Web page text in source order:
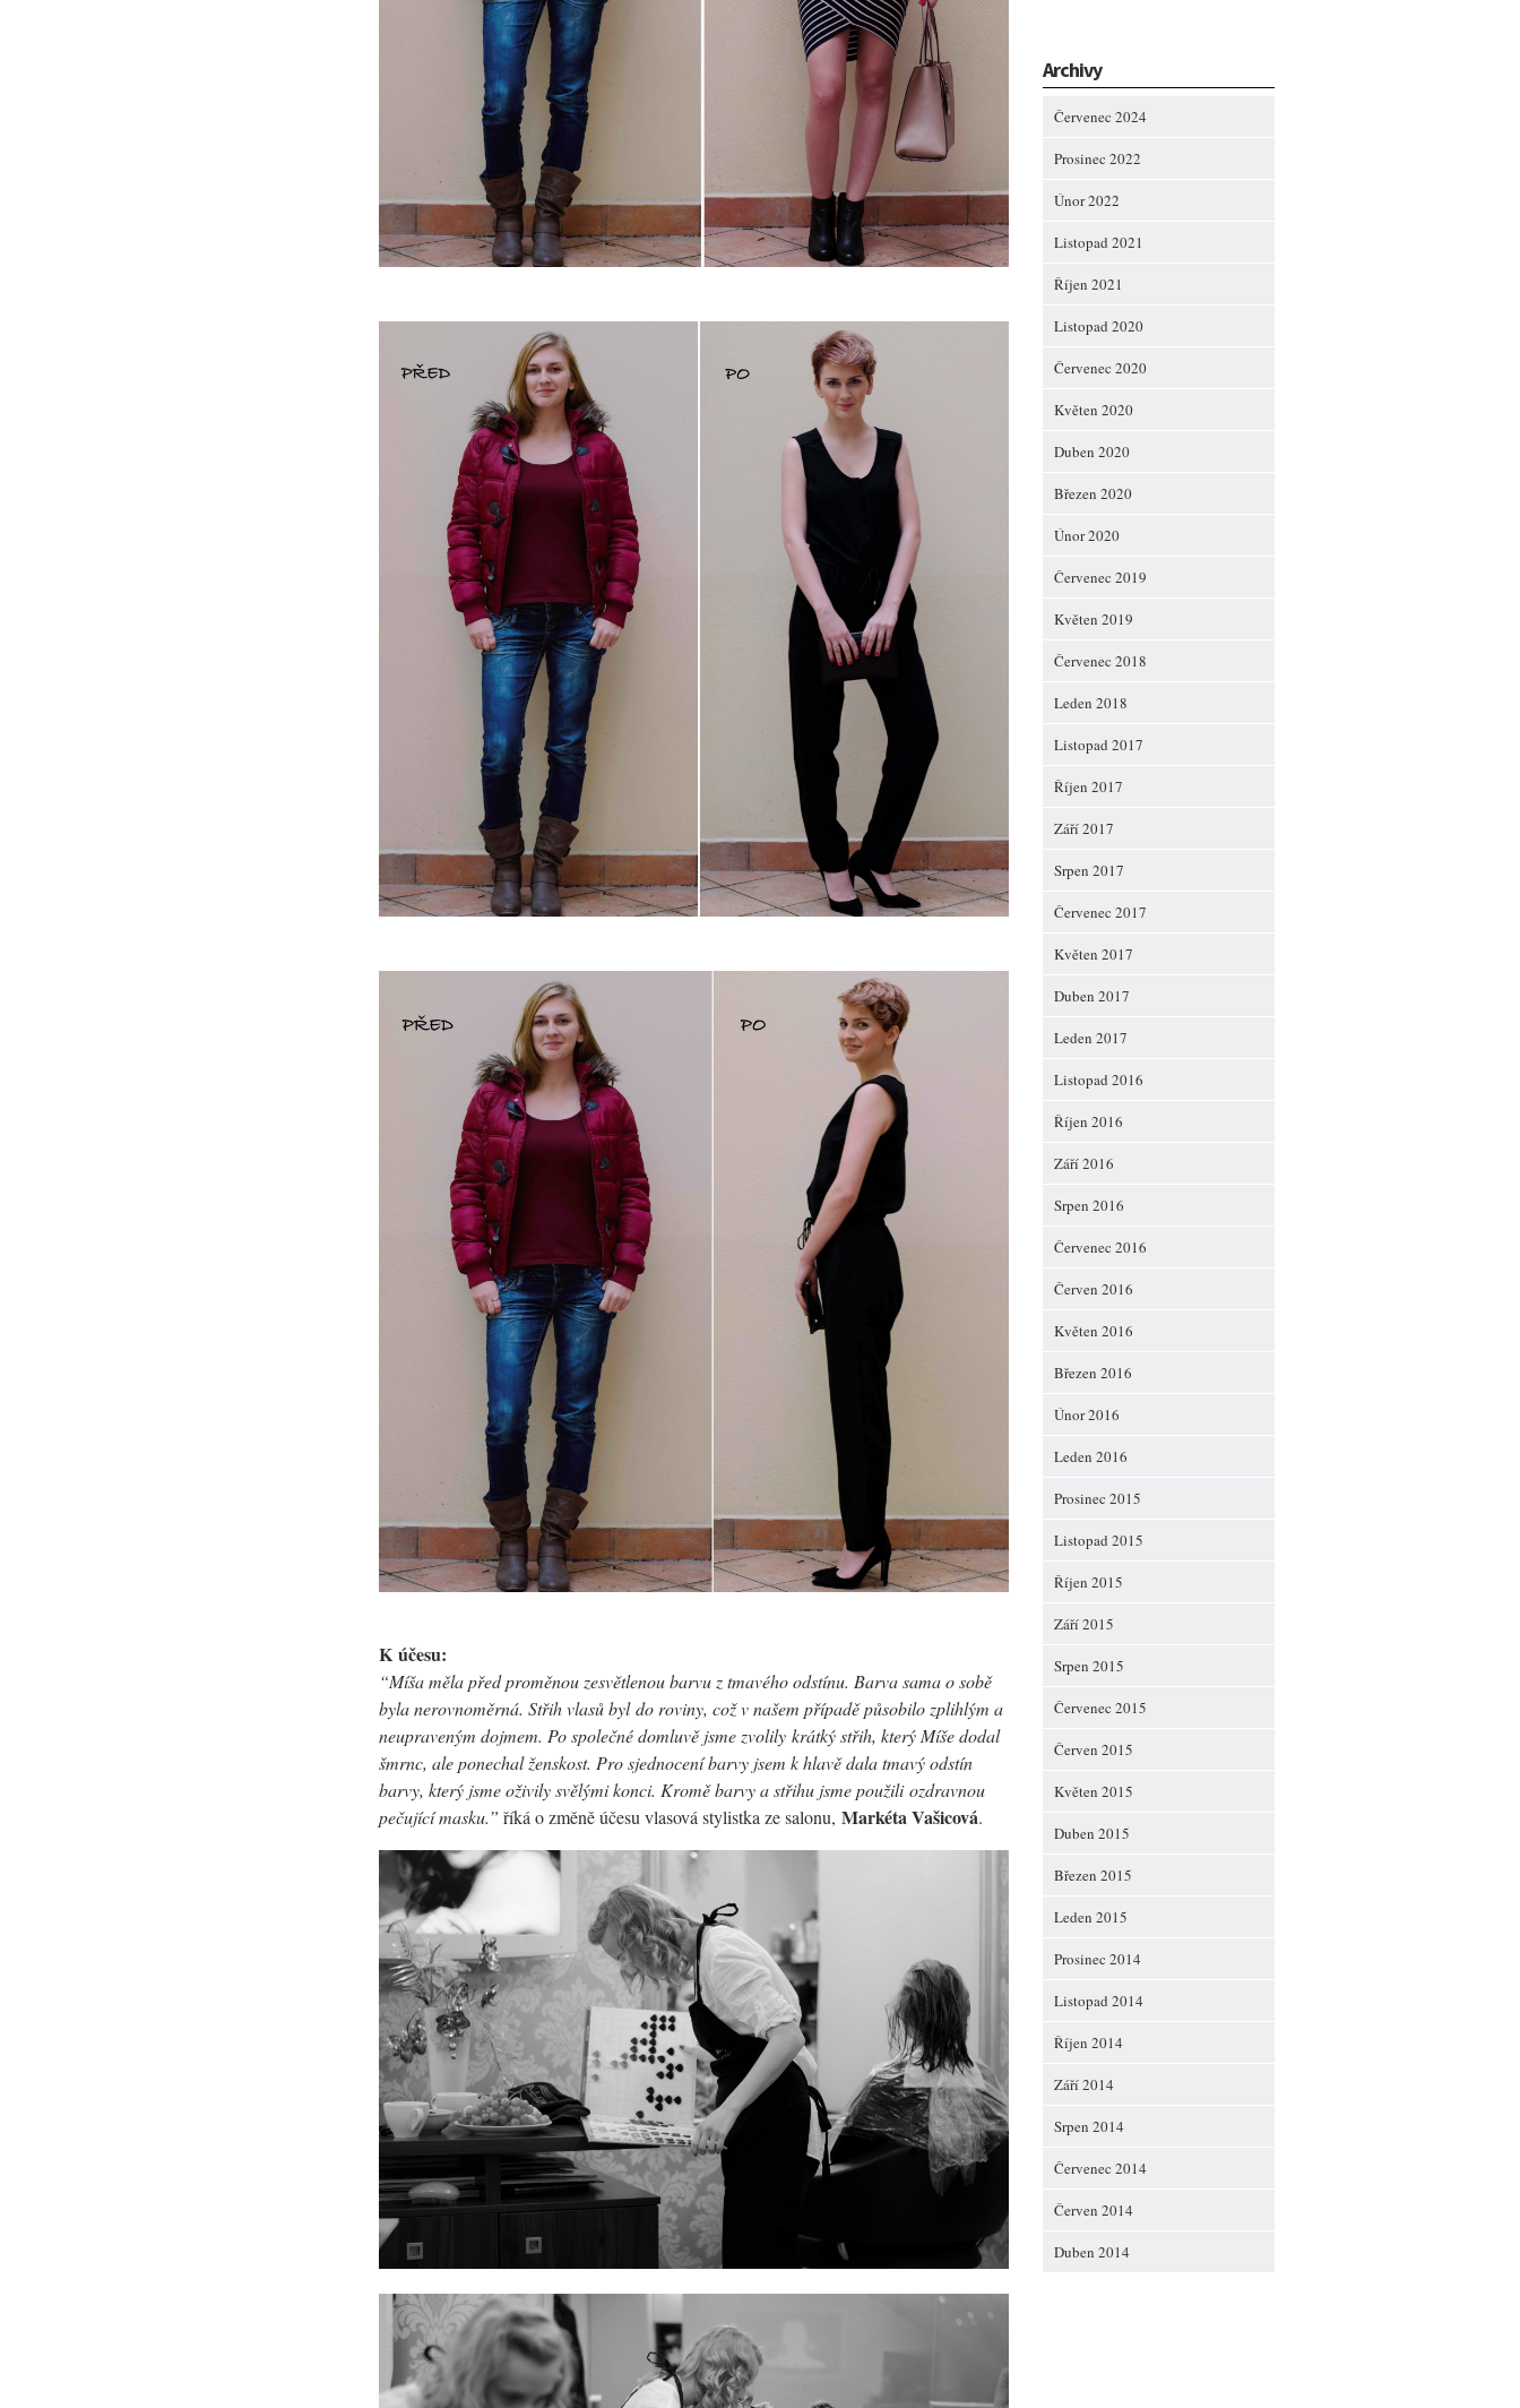
K účesu:
“Míša měla před proměnou zesvětlenou barvu z tmavého odstínu. Barva sama o sobě
byla nerovnoměrná. Střih vlasů byl do roviny, což v našem případě působilo zplihlým a
neupraveným dojmem. Po společné domluvě jsme zvolily krátký střih, který Míše dodal
šmrnc, ale ponechal ženskost. Pro sjednocení barvy jsem k hlavě dala tmavý odstín
barvy, který jsme oživily svělými konci. Kromě barvy a střihu jsme použili ozdravnou
pečující masku.” říká o změně účesu vlasová stylistka ze salonu, Markéta Vašicová.
Archivy
Červenec 2024
Prosinec 2022
Únor 2022
Listopad 2021
Říjen 2021
Listopad 2020
Červenec 2020
Květen 2020
Duben 2020
Březen 2020
Únor 2020
Červenec 2019
Květen 2019
Červenec 2018
Leden 2018
Listopad 2017
Říjen 2017
Září 2017
Srpen 2017
Červenec 2017
Květen 2017
Duben 2017
Leden 2017
Listopad 2016
Říjen 2016
Září 2016
Srpen 2016
Červenec 2016
Červen 2016
Květen 2016
Březen 2016
Únor 2016
Leden 2016
Prosinec 2015
Listopad 2015
Říjen 2015
Září 2015
Srpen 2015
Červenec 2015
Červen 2015
Květen 2015
Duben 2015
Březen 2015
Leden 2015
Prosinec 2014
Listopad 2014
Říjen 2014
Září 2014
Srpen 2014
Červenec 2014
Červen 2014
Duben 2014